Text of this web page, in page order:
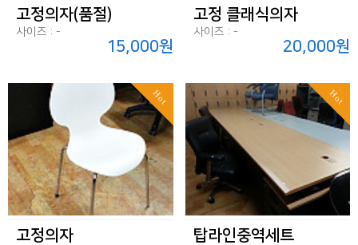
고정의자(품절)
사이즈 : -
15,000원
고정 클래식의자
사이즈 : -
20,000원
Hot
고정의자
Hot
탑라인중역세트